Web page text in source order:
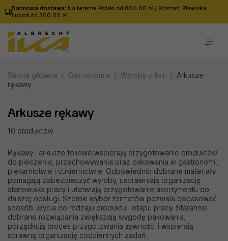
Darmowa dostawa: Na terenie Polski od 800.00 zł / Poznań, Plewiska,
Luboń od 300.00 zł
Strona główna / Gastronomia / Wyroby z folii / Arkusze
rękawy
Arkusze rękawy
10 produktów
Rękawy i arkusze foliowe wspierają przygotowanie produktów
do pieczenia, przechowywania oraz pakowania w gastronomii,
piekarnictwie i cukiernictwie. Odpowiednio dobrane materiały
pomagają zabezpieczyć wyroby, usprawniają organizację
stanowiska pracy i ułatwiają przygotowanie asortymentu do
dalszej obsługi. Szeroki wybór formatów pozwala dopasować
sposób użycia do rodzaju produktu i etapu pracy. Starannie
dobrane rozwiązania zwiększają wygodę pakowania,
porządkują proces przygotowania żywności i wspierają
sprawną organizację codziennych zadań.